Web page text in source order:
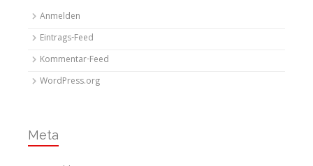
Anmelden
Eintrags-Feed
Kommentar-Feed
WordPress.org
Meta